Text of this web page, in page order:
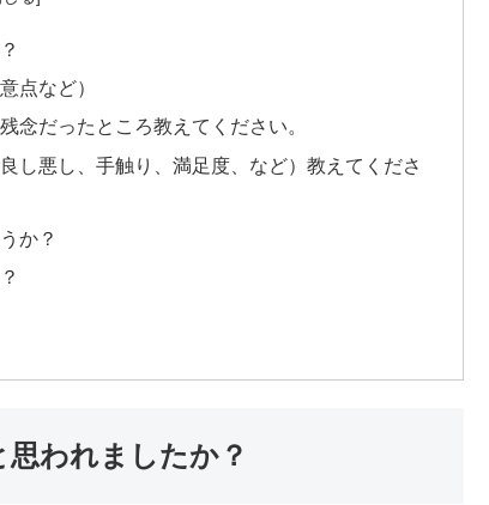
点など）
念だったところ教えてください。
し悪し、手触り、満足度、など）教えてくださ
か？
われましたか？